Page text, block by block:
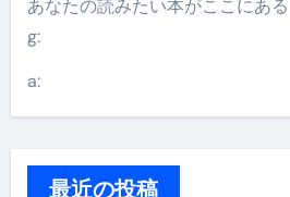
あなたの読みたい本がここにある
g:
a:
最近の投稿